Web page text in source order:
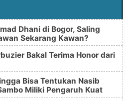
Dhani di Bogor, Saling
Sekarang Kawan?
Bakal Terima Honor dari
Bisa Tentukan Nasib
Miliki Pengaruh Kuat